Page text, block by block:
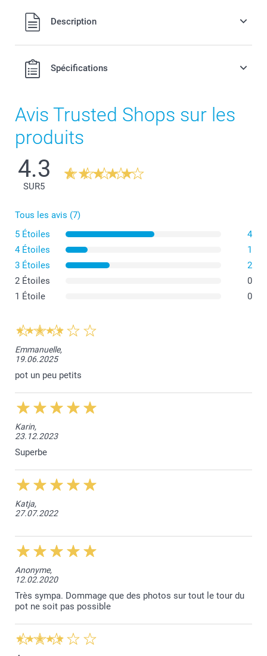
Tous les prix sont en francs suisses (CHF), TVA incluse et
hors frais de port.
Description
Spécifications
Avis Trusted Shops sur les
produits
4.3
SUR5
Tous les avis (7)
5 Étoiles
4
4 Étoiles
1
3 Étoiles
2
2 Étoiles
0
1 Étoile
0
Emmanuelle,
19.06.2025
pot un peu petits
Karin,
23.12.2023
Superbe
Katja,
27.07.2022
Anonyme,
12.02.2020
Très sympa. Dommage que des photos sur tout le tour du
pot ne soit pas possible